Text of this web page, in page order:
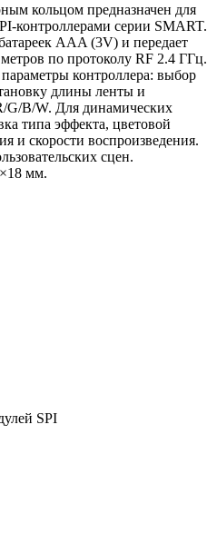
кольцом предназначен для
контроллерами серии SMART.
AAA (3V) и передает
по протоколу RF 2.4 ГГц.
контроллера: выбор
длины ленты и
G/B/W. Для динамических
типа эффекта, цветовой
и скорости воспроизведения.
сцен.
мм.
SPI